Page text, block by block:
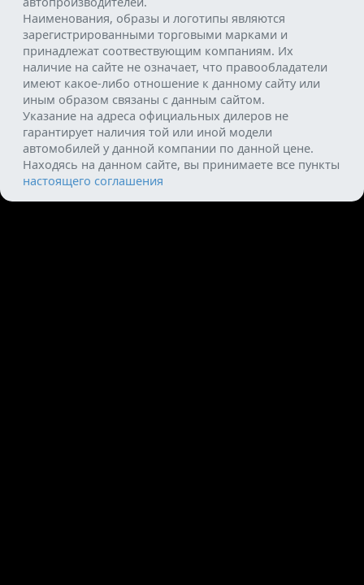
Наименования, образы и логотипы являются
зарегистрированными торговыми марками и
принадлежат соотвествующим компаниям. Их
наличие на сайте не означает, что правообладатели
имеют какое-либо отношение к данному сайту или
иным образом связаны с данным сайтом.
Указание на адреса официальных дилеров не
гарантирует наличия той или иной модели
автомобилей у данной компании по данной цене.
Находясь на данном сайте, вы принимаете все пункты
настоящего соглашения